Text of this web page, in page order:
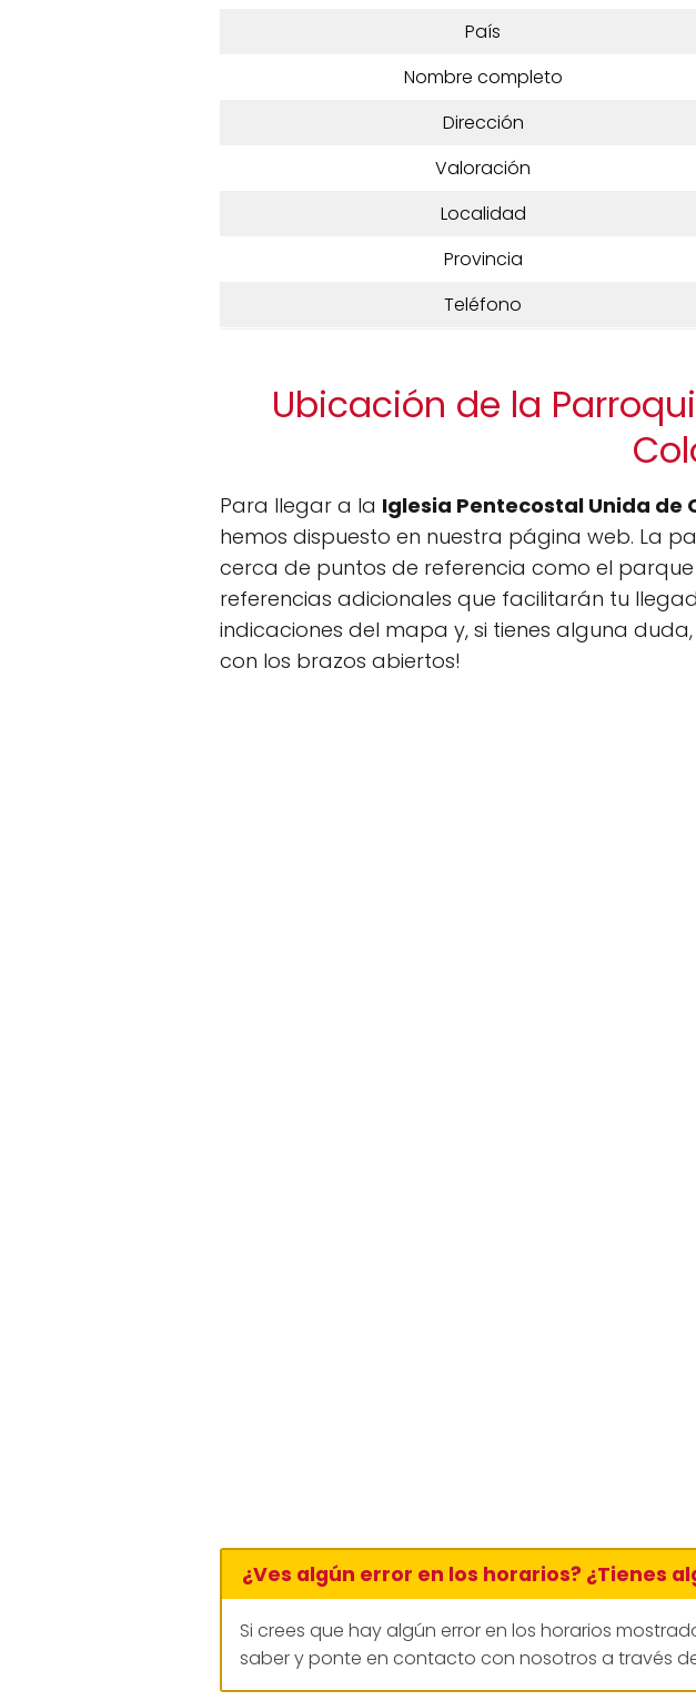
País
Nombre completo
Dirección
Valoración
Localidad
Provincia
Teléfono
Ubicación de la
Para llegar a la Iglesia Pentecostal Unida de
hemos dispuesto en nuestra página web. La
cerca de puntos de referencia como el
referencias adicionales que facilitarán tu
indicaciones del mapa y, si tienes alguna
con los brazos abiertos!
¿Ves algún error en los horarios? ¿Tienes
Si crees que hay algún error en los horarios
saber y ponte en contacto con nosotros a través